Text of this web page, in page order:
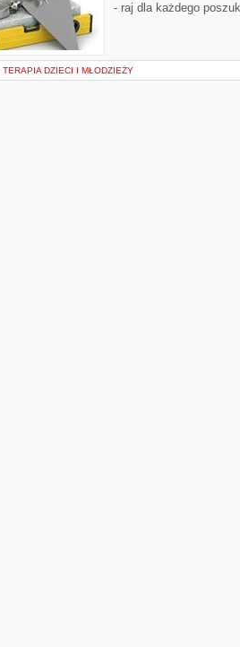
- raj dla każdego
TERAPIA DZIECI I MŁODZIEŻY